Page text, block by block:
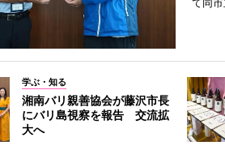
学ぶ・知る
湘南バリ親善協会が藤沢市長
にバリ島視察を報告 交流拡
大へ